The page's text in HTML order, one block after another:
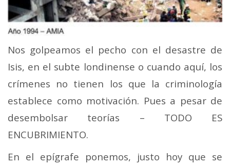
Nos golpeamos el pecho con el desastre de
Isis, en el subte londinense o cuando aquí, los
crímenes no tienen los que la criminología
establece como motivación. Pues a pesar de
desembolsar teorías – TODO ES
ENCUBRIMIENTO.
En el epígrafe ponemos, justo hoy que se